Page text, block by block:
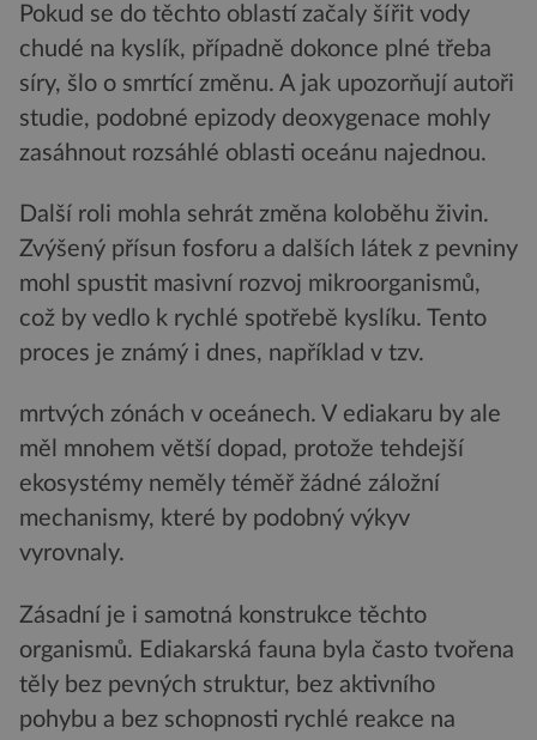
Pokud se do těchto oblastí začaly šířit vody
chudé na kyslík, případně dokonce plné třeba
síry, šlo o smrtící změnu. A jak upozorňují autoři
studie, podobné epizody deoxygenace mohly
zasáhnout rozsáhlé oblasti oceánu najednou.
Další roli mohla sehrát změna koloběhu živin.
Zvýšený přísun fosforu a dalších látek z pevniny
mohl spustit masivní rozvoj mikroorganismů,
což by vedlo k rychlé spotřebě kyslíku. Tento
proces je známý i dnes, například v tzv.
mrtvých zónách v oceánech. V ediakaru by ale
měl mnohem větší dopad, protože tehdejší
ekosystémy neměly téměř žádné záložní
mechanismy, které by podobný výkyv
vyrovnaly.
Zásadní je i samotná konstrukce těchto
organismů. Ediakarská fauna byla často tvořena
těly bez pevných struktur, bez aktivního
pohybu a bez schopnosti rychlé reakce na